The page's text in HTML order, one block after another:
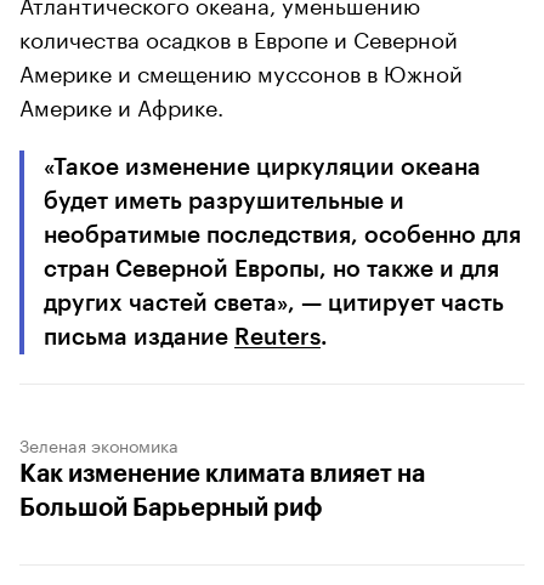
количества осадков в Европе и Северной
Америке и смещению муссонов в Южной
Америке и Африке.
«Такое изменение циркуляции океана
будет иметь разрушительные и
необратимые последствия, особенно для
стран Северной Европы, но также и для
других частей света», — цитирует часть
письма издание Reuters.
Зеленая экономика
Как изменение климата влияет на
Большой Барьерный риф